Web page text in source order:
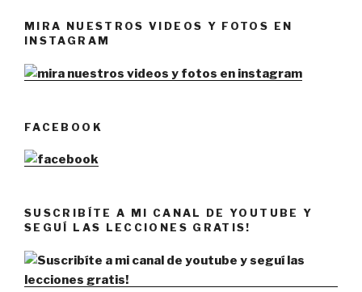
MIRA NUESTROS VIDEOS Y FOTOS EN
INSTAGRAM
FACEBOOK
SUSCRIBÍTE A MI CANAL DE YOUTUBE Y
SEGUÍ LAS LECCIONES GRATIS!